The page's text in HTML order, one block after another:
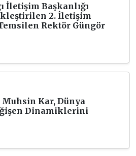
İletişim Başkanlığı
2. İletişim
Temsilen Rektör Güngör
Muhsin Kar, Dünya
Dinamiklerini